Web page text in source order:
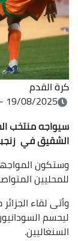
كرة القدم
19/08/2025 - 19:53
سيواجه منتخب
الشقيق في زنجبار
وستكون
للمحليين
وأتى لقاء
السنغاليين.